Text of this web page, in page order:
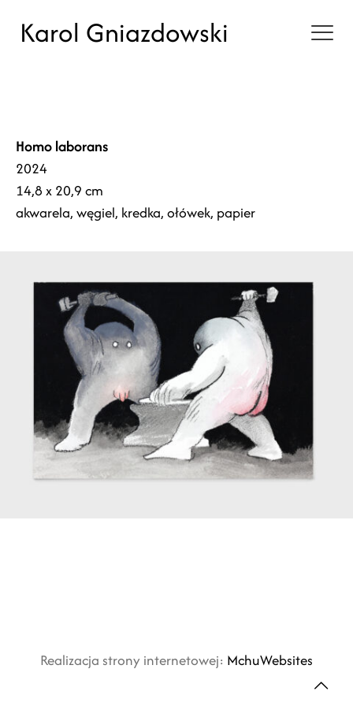
Karol Gniazdowski
Homo laborans
2024
14,8 x 20,9 cm
akwarela, węgiel, kredka, ołówek, papier
Realizacja strony internetowej: MchuWebsites